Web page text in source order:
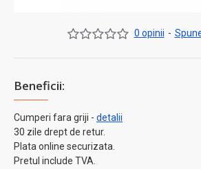
Beneficii:
Cumperi fara griji - detalii
30 zile drept de retur.
Plata online securizata.
Pretul include TVA.
0 opinii -